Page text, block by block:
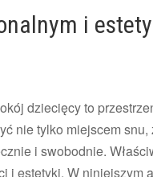
i
dziecięcy to
nie tylko miejscem
i swobodnie.
i estetyki. W niniejszym